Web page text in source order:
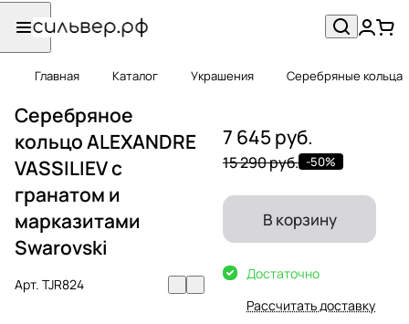
Главная Каталог Украшения Серебряные кольца
Серебряное
кольцо ALEXANDRE
VASSILIEV с
гранатом и
марказитами
Swarovski
Арт. TJR824
7 645 руб.
15 290 руб. -50%
В корзину
Достаточно
Рассчитать доставку